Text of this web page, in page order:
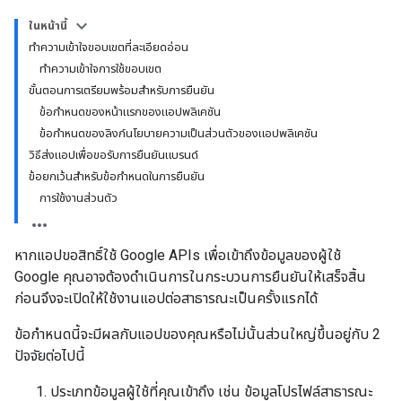
ในหน้านี้
ทำความเข้าใจขอบเขตที่ละเอียดอ่อน
ทำความเข้าใจการใช้ขอบเขต
ขั้นตอนการเตรียมพร้อมสำหรับการยืนยัน
ข้อกำหนดของหน้าแรกของแอปพลิเคชัน
ข้อกำหนดของลิงก์นโยบายความเป็นส่วนตัวของแอปพลิเคชัน
วิธีส่งแอปเพื่อขอรับการยืนยันแบรนด์
ข้อยกเว้นสำหรับข้อกำหนดในการยืนยัน
การใช้งานส่วนตัว
หากแอปขอสิทธิ์ใช้ Google APIs เพื่อเข้าถึงข้อมูลของผู้ใช้
Google คุณอาจต้องดําเนินการในกระบวนการยืนยันให้เสร็จสิ้น
ก่อนจึงจะเปิดให้ใช้งานแอปต่อสาธารณะเป็นครั้งแรกได้
ข้อกำหนดนี้จะมีผลกับแอปของคุณหรือไม่นั้นส่วนใหญ่ขึ้นอยู่กับ 2
ปัจจัยต่อไปนี้
ประเภทข้อมูลผู้ใช้ที่คุณเข้าถึง เช่น ข้อมูลโปรไฟล์สาธารณะ